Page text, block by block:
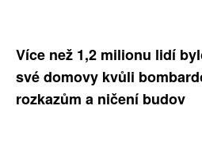
Více než 1,2 milionu lidí
své domovy kvůli
rozkazům a ničení budov